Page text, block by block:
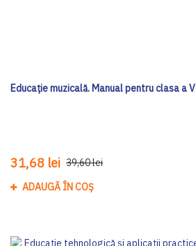
Educație muzicală. Manual pentru clasa a
31,68 lei 39,60 lei
ADAUGĂ ÎN COȘ